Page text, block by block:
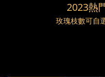
2023熱
玫瑰枝數可自